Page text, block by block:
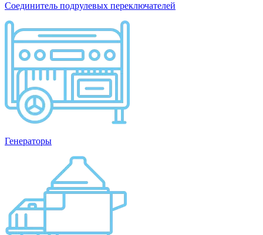
Соединитель подрулевых переключателей
Генераторы